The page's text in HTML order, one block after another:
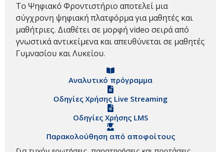
Το Ψηφιακό Φροντιστήριο αποτελεί μια
σύγχρονη ψηφιακή πλατφόρμα για μαθητές και
μαθήτριες. Διαθέτει σε μορφή video σειρά από
γνωστικά αντικείμενα και απευθύνεται σε μαθητές
Γυμνασίου και Λυκείου.
Αναλυτικό πρόγραμμα
Οδηγίες Χρήσης Live Streaming
Οδηγίες Χρήσης LMS
Παρακολούθηση από αποφοίτους